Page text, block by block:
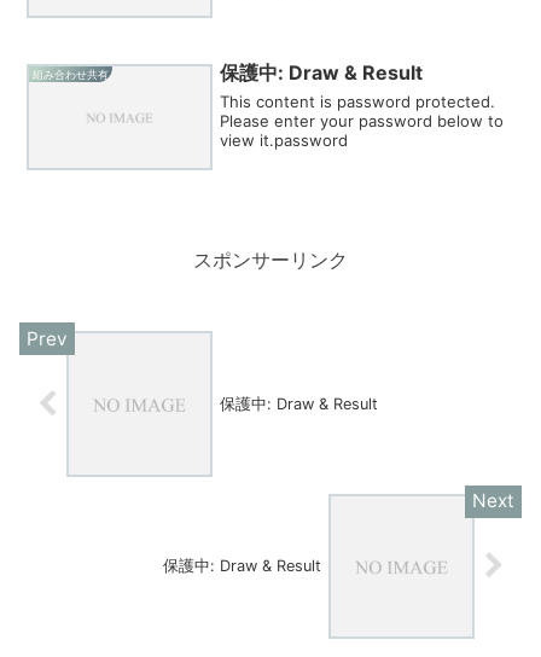
組み合わせ共有 保護中: Draw & Result
This content is password protected.
Please enter your password below to
view it.password
スポンサーリンク
保護中: Draw & Result
保護中: Draw & Result